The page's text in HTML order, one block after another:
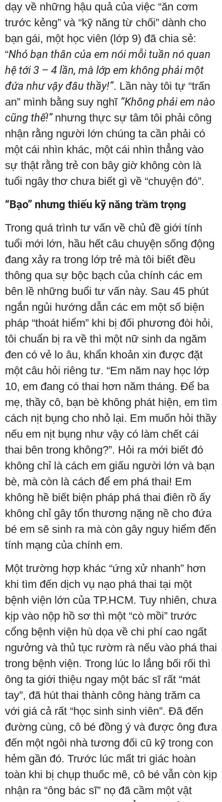
dạy về những hậu quả của việc “ăn cơm
trước kẻng” và “kỹ năng từ chối” dành cho
bạn gái, một học viên (lớp 9) đã chia sẻ:
“Nhỏ bạn thân của em nói mỗi tuần nó quan
hệ tới 3 – 4 lần, mà lớp em không phải một
đứa như vậy đâu thầy!”. Lần này tôi tự “trấn
an” mình bằng suy nghĩ “Không phải em nào
cũng thế!” nhưng thực sự tâm tôi phải công
nhận rằng người lớn chúng ta cần phải có
một cái nhìn khác, một cái nhìn thẳng vào
sự thật rằng trẻ con bây giờ không còn là
tuổi ngây thơ chưa biết gì về “chuyện đó”.
“Bạo” nhưng thiếu kỹ năng trầm trọng
Trong quá trình tư vấn về chủ đề giới tính
tuổi mới lớn, hầu hết câu chuyện sống động
đang xảy ra trong lớp trẻ mà tôi biết đều
thông qua sự bộc bạch của chính các em
bên lề những buổi tư vấn này. Sau 45 phút
ngắn ngủi hướng dẫn các em một số biện
pháp “thoát hiểm” khi bị đối phương đòi hỏi,
tôi chuẩn bị ra về thì một nữ sinh da ngăm
đen có vẻ lo âu, khẩn khoản xin được đặt
một câu hỏi riêng tư. “Em năm nay học lớp
10, em đang có thai hơn năm tháng. Để ba
mẹ, thầy cô, bạn bè không phát hiện, em tìm
cách nịt bụng cho nhỏ lại. Em muốn hỏi thầy
nếu em nịt bụng như vậy có làm chết cái
thai bên trong không?”. Hỏi ra mới biết đó
không chỉ là cách em giấu người lớn và bạn
bè, mà còn là cách để em phá thai! Em
không hề biết biện pháp phá thai điên rồ ấy
không chỉ gây tổn thương nặng nề cho đứa
bé em sẽ sinh ra mà còn gây nguy hiểm đến
tính mạng của chính em.
Một trường hợp khác “ứng xử nhanh” hơn
khi tìm đến dịch vụ nạo phá thai tại một
bệnh viện lớn của TP.HCM. Tuy nhiên, chưa
kịp vào nộp hồ sơ thì một “cò mồi” trước
cổng bệnh viện hù dọa về chi phí cao ngất
ngưởng và thủ tục rườm rà nếu vào phá thai
trong bệnh viện. Trong lúc lo lắng bối rối thì
ông ta giới thiệu ngay một bác sĩ rất “mát
tay”, đã hút thai thành công hàng trăm ca
với giá cả rất “học sinh sinh viên”. Đã đến
đường cùng, cô bé đồng ý và được ông đưa
đến một ngôi nhà tương đối cũ kỹ trong con
hẻm gần đó. Trước lúc mất tri giác hoàn
toàn khi bị chụp thuốc mê, cô bé vẫn còn kịp
nhận ra “ông bác sĩ” nọ đã cầm một vật